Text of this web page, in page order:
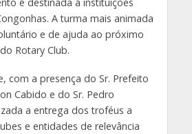
A turma mais animada
e de ajuda ao próximo
Rotary Club.
com a presença do Sr. Prefeito
Cabido e do Sr. Pedro
a entrega dos troféus a
e entidades de relevância